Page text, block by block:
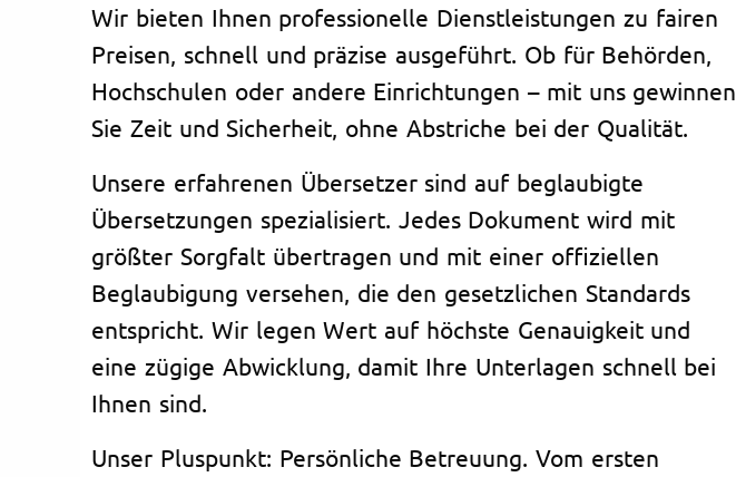
Wir bieten Ihnen professionelle Dienstleistungen zu fairen
Preisen, schnell und präzise ausgeführt. Ob für Behörden,
Hochschulen oder andere Einrichtungen – mit uns gewinnen
Sie Zeit und Sicherheit, ohne Abstriche bei der Qualität.
Unsere erfahrenen Übersetzer sind auf beglaubigte
Übersetzungen spezialisiert. Jedes Dokument wird mit
größter Sorgfalt übertragen und mit einer offiziellen
Beglaubigung versehen, die den gesetzlichen Standards
entspricht. Wir legen Wert auf höchste Genauigkeit und
eine zügige Abwicklung, damit Ihre Unterlagen schnell bei
Ihnen sind.
Unser Pluspunkt: Persönliche Betreuung. Vom ersten